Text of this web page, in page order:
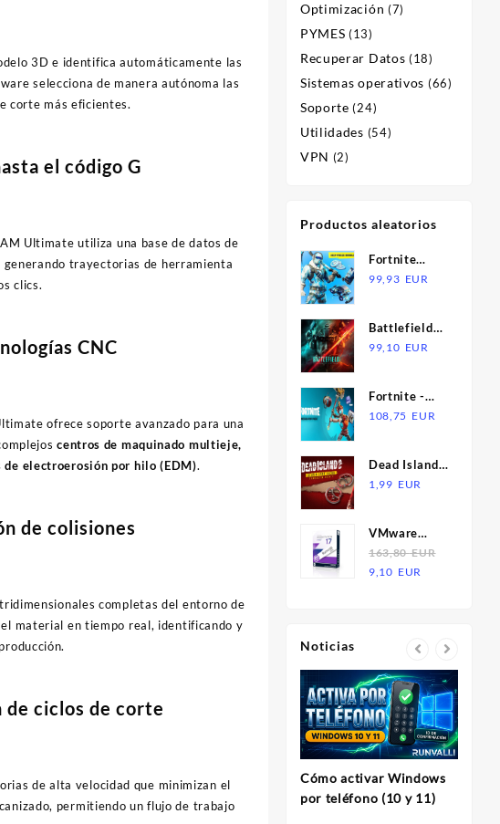
3D e identifica automáticamente las
selecciona de manera autónoma las
corte más eficientes.
el código G
Ultimate utiliza una base de datos de
trayectorias de herramienta
clics.
CNC
ofrece soporte avanzado para una
centros de maquinado multieje,
electroerosión por hilo (EDM).
de colisiones
completas del entorno de
material en tiempo real, identificando y
ciclos de corte
de alta velocidad que minimizan el
permitiendo un flujo de trabajo
Optimización (7)
PYMES (13)
Recuperar Datos (18)
Sistemas operativos (66)
Soporte (24)
Utilidades (54)
VPN (2)
Productos aleatorios
Fortnite
Deep Freeze
Xbox Series
X|S CD Key
99,93 EUR
Battlefield
2042
Series X|S
CD Key
99,10 EUR
Fortnite -
Mecha-Pop
XBOX Series
X|S CD Key
108,75 EUR
Dead Island
2 - Character
Jacob DLC EU
PS5 CD Key
1,99 EUR
VMware
Workstation
Pro 17 |
163,80EUR
El
EUR.
9,10 EUR
9,10
EUR.
Noticias
Cómo activar Windows
por teléfono (10 y 11)